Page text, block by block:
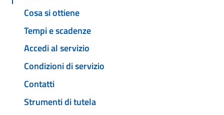
Cosa si ottiene
Tempi e scadenze
Accedi al servizio
Condizioni di servizio
Contatti
Strumenti di tutela